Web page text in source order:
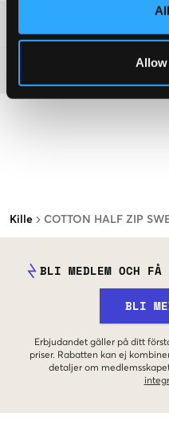
Kille COTTON HALF ZIP
BLI MEDLEM OCH
BLI
Erbjudandet gäller på ditt
priser. Rabatten kan ej
detaljer om